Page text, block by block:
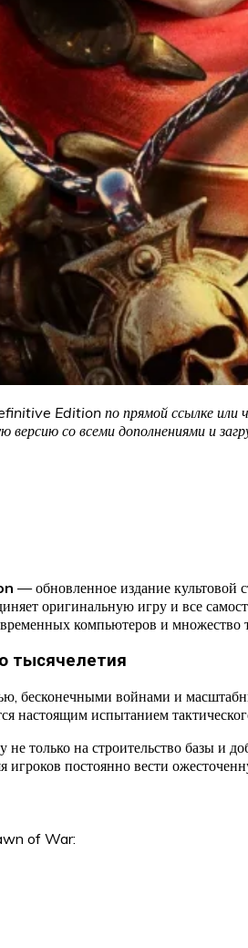
Edition по прямой ссылке или
версию со всеми дополнениями и
— обновленное издание культовой
оригинальную игру и все
компьютеров и множество
тысячелетия
бесконечными войнами и
настоящим испытанием
только на строительство базы
постоянно вести
of War: